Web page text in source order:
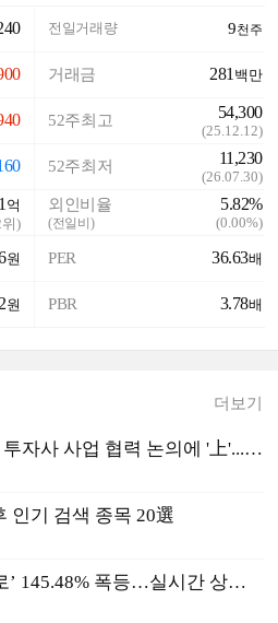
억
위)
원
원
전일거래량 9천주
거래금 281 백만
52주최고 54,300
(25.12.12)
52주최저 11,230
(26.07.30)
외인비율
(전일비)
5.82%
(0.00%)
PER 36.63배
PBR 3.78배
더보기
셀바스헬스케어, 美월가 투자사 사업 협력 논의에 '上'...나이벡·앱클론도 ↑[바이오맥짚기]
인기 검색 종목 20選
[서울데이터랩]‘페스카로’ 145.48% 폭등…실시간 상승률 1위